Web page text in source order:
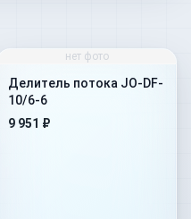
нет фото
Делитель потока JO-DF-
10/6-6
9 951 ₽